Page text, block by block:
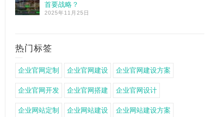
首要战略？
2025年11月25日
热门标签
企业官网定制 企业官网建设 企业官网建设方案
企业官网开发 企业官网搭建 企业官网设计
企业网站定制 企业网站建设 企业网站建设方案